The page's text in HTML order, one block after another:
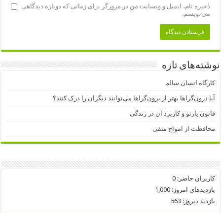
ذخیره نام، ایمیل و وبسایت من در مرورگر برای زمانی که دوباره دیدگاهی
می‌نویسم.
نوشته‌های تازه
کارگاه انسان سالم
آیا درون‌گراها بهتر از برون‌گراها می‌توانند دیگران را درک کنند؟
قانون پارتو و کاربرد آن در زندگی
محافظت از امواج منفی
کاربران حاضر:0
بازدیدهای امروز:1,000
بازدید دیروز: 563